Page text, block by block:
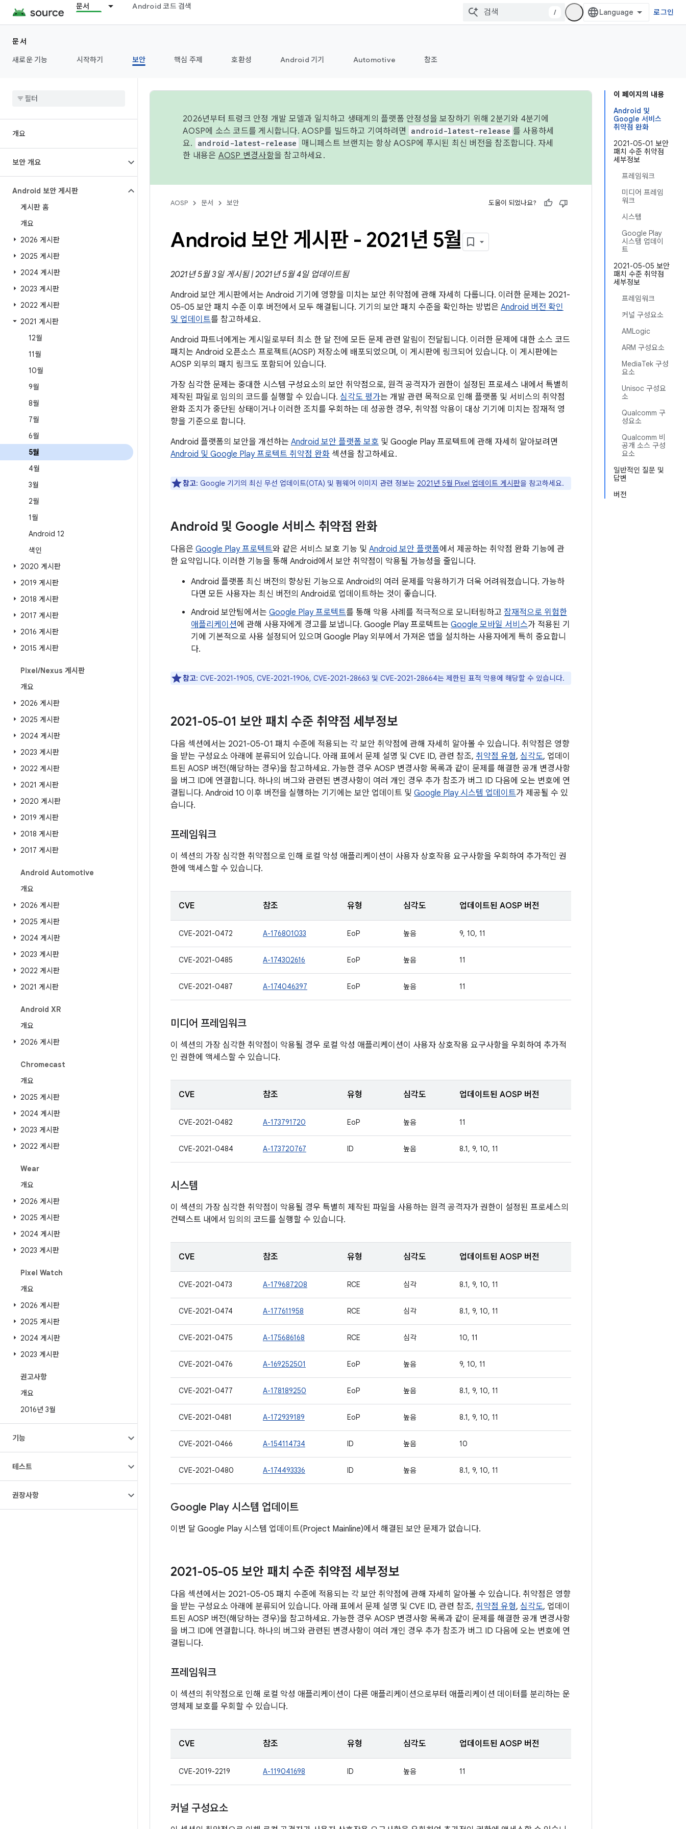
문서 Android 코드 검색
/ 로그인
문서
새로운 기능
시작하기 보안 핵심 주제 호환성 Android 기기 Automotive 참조
개요
보안 개요
Android 보안 게시판
게시판 홈
개요
2026 게시판
2025 게시판
2024 게시판
2023 게시판
2022 게시판
2021 게시판
12월
11월
10월
9월
8월
7월
6월
5월
4월
3월
2월
1월
Android 12
색인
2020 게시판
2019 게시판
2018 게시판
2017 게시판
2016 게시판
2015 게시판
Pixel/Nexus 게시판
개요
2026 게시판
2025 게시판
2024 게시판
2023 게시판
2022 게시판
2021 게시판
2020 게시판
2019 게시판
2018 게시판
2017 게시판
Android Automotive
개요
2026 게시판
2025 게시판
2024 게시판
2023 게시판
2022 게시판
2021 게시판
Android XR
개요
2026 게시판
Chromecast
개요
2025 게시판
2024 게시판
2023 게시판
2022 게시판
Wear
개요
2026 게시판
2025 게시판
2024 게시판
2023 게시판
Pixel Watch
개요
2026 게시판
2025 게시판
2024 게시판
2023 게시판
권고사항
개요
2016년 3월
기능
테스트
권장사항
이 페이지의 내용
Android 및
Google 서비스
취약점 완화
2021-05-01 보안
패치 수준 취약점
세부정보
프레임워크
미디어 프레임
워크
시스템
Google Play
시스템 업데이
트
2021-05-05 보안
패치 수준 취약점
세부정보
프레임워크
커널 구성요소
AMLogic
ARM 구성요소
MediaTek 구성
요소
Unisoc 구성요
소
Qualcomm 구
성요소
Qualcomm 비
공개 소스 구성
요소
일반적인 질문 및
답변
버전
2026년부터 트렁크 안정 개발 모델과 일치하고 생태계의 플랫폼 안정성을 보장하기 위해 2분기와 4분기에
AOSP에 소스 코드를 게시합니다. AOSP를 빌드하고 기여하려면
android-latest-release 를 사용하세
요.
android-latest-release
매니페스트 브랜치는 항상 AOSP에 푸시된 최신 버전을 참조합니다. 자세
한 내용은 AOSP 변경사항을 참고하세요.
AOSP 문서 보안 도움이 되었나요?
Android 보안 게시판 - 2021년 5월
2021년 5월 3일 게시됨 | 2021년 5월 4일 업데이트됨
Android 보안 게시판에서는 Android 기기에 영향을 미치는 보안 취약점에 관해 자세히 다룹니다. 이러한 문제는 2021-
05-05 보안 패치 수준 이후 버전에서 모두 해결됩니다. 기기의 보안 패치 수준을 확인하는 방법은 Android 버전 확인
및 업데이트를 참고하세요.
Android 파트너에게는 게시일로부터 최소 한 달 전에 모든 문제 관련 알림이 전달됩니다. 이러한 문제에 대한 소스 코드
패치는 Android 오픈소스 프로젝트(AOSP) 저장소에 배포되었으며, 이 게시판에 링크되어 있습니다. 이 게시판에는
AOSP 외부의 패치 링크도 포함되어 있습니다.
가장 심각한 문제는 중대한 시스템 구성요소의 보안 취약점으로, 원격 공격자가 권한이 설정된 프로세스 내에서 특별히
제작된 파일로 임의의 코드를 실행할 수 있습니다. 심각도 평가는 개발 관련 목적으로 인해 플랫폼 및 서비스의 취약점
완화 조치가 중단된 상태이거나 이러한 조치를 우회하는 데 성공한 경우, 취약점 악용이 대상 기기에 미치는 잠재적 영
향을 기준으로 합니다.
Android 플랫폼의 보안을 개선하는 Android 보안 플랫폼 보호 및 Google Play 프로텍트에 관해 자세히 알아보려면
Android 및 Google Play 프로텍트 취약점 완화 섹션을 참고하세요.
참고: Google 기기의 최신 무선 업데이트(OTA) 및 펌웨어 이미지 관련 정보는 2021년 5월 Pixel 업데이트 게시판을 참고하세요.
Android 및 Google 서비스 취약점 완화
다음은 Google Play 프로텍트와 같은 서비스 보호 기능 및 Android 보안 플랫폼에서 제공하는 취약점 완화 기능에 관
한 요약입니다. 이러한 기능을 통해 Android에서 보안 취약점이 악용될 가능성을 줄입니다.
Android 플랫폼 최신 버전의 향상된 기능으로 Android의 여러 문제를 악용하기가 더욱 어려워졌습니다. 가능하
다면 모든 사용자는 최신 버전의 Android로 업데이트하는 것이 좋습니다.
Android 보안팀에서는 Google Play 프로텍트를 통해 악용 사례를 적극적으로 모니터링하고 잠재적으로 위험한
애플리케이션에 관해 사용자에게 경고를 보냅니다. Google Play 프로텍트는 Google 모바일 서비스가 적용된 기
기에 기본적으로 사용 설정되어 있으며 Google Play 외부에서 가져온 앱을 설치하는 사용자에게 특히 중요합니
다.
참고: CVE-2021-1905, CVE-2021-1906, CVE-2021-28663 및 CVE-2021-28664는 제한된 표적 악용에 해당할 수 있습니다.
2021-05-01 보안 패치 수준 취약점 세부정보
다음 섹션에서는 2021-05-01 패치 수준에 적용되는 각 보안 취약점에 관해 자세히 알아볼 수 있습니다. 취약점은 영향
을 받는 구성요소 아래에 분류되어 있습니다. 아래 표에서 문제 설명 및 CVE ID, 관련 참조, 취약점 유형, 심각도, 업데이
트된 AOSP 버전(해당하는 경우)을 참고하세요. 가능한 경우 AOSP 변경사항 목록과 같이 문제를 해결한 공개 변경사항
을 버그 ID에 연결합니다. 하나의 버그와 관련된 변경사항이 여러 개인 경우 추가 참조가 버그 ID 다음에 오는 번호에 연
결됩니다. Android 10 이후 버전을 실행하는 기기에는 보안 업데이트 및 Google Play 시스템 업데이트가 제공될 수 있
습니다.
프레임워크
이 섹션의 가장 심각한 취약점으로 인해 로컬 악성 애플리케이션이 사용자 상호작용 요구사항을 우회하여 추가적인 권
한에 액세스할 수 있습니다.
CVE 참조 유형 심각도 업데이트된 AOSP 버전
CVE-2021-0472 A-176801033 EoP 높음 9, 10, 11
CVE-2021-0485 A-174302616 EoP 높음 11
CVE-2021-0487 A-174046397 EoP 높음 11
미디어 프레임워크
이 섹션의 가장 심각한 취약점이 악용될 경우 로컬 악성 애플리케이션이 사용자 상호작용 요구사항을 우회하여 추가적
인 권한에 액세스할 수 있습니다.
CVE 참조 유형 심각도 업데이트된 AOSP 버전
CVE-2021-0482 A-173791720 EoP 높음 11
CVE-2021-0484 A-173720767 ID 높음 8.1, 9, 10, 11
시스템
이 섹션의 가장 심각한 취약점이 악용될 경우 특별히 제작된 파일을 사용하는 원격 공격자가 권한이 설정된 프로세스의
컨텍스트 내에서 임의의 코드를 실행할 수 있습니다.
CVE 참조 유형 심각도 업데이트된 AOSP 버전
CVE-2021-0473 A-179687208 RCE 심각 8.1, 9, 10, 11
CVE-2021-0474 A-177611958 RCE 심각 8.1, 9, 10, 11
CVE-2021-0475 A-175686168 RCE 심각 10, 11
CVE-2021-0476 A-169252501 EoP 높음 9, 10, 11
CVE-2021-0477 A-178189250 EoP 높음 8.1, 9, 10, 11
CVE-2021-0481 A-172939189 EoP 높음 8.1, 9, 10, 11
CVE-2021-0466 A-154114734 ID 높음 10
CVE-2021-0480 A-174493336 ID 높음 8.1, 9, 10, 11
Google Play 시스템 업데이트
이번 달 Google Play 시스템 업데이트(Project Mainline)에서 해결된 보안 문제가 없습니다.
2021-05-05 보안 패치 수준 취약점 세부정보
다음 섹션에서는 2021-05-05 패치 수준에 적용되는 각 보안 취약점에 관해 자세히 알아볼 수 있습니다. 취약점은 영향
을 받는 구성요소 아래에 분류되어 있습니다. 아래 표에서 문제 설명 및 CVE ID, 관련 참조, 취약점 유형, 심각도, 업데이
트된 AOSP 버전(해당하는 경우)을 참고하세요. 가능한 경우 AOSP 변경사항 목록과 같이 문제를 해결한 공개 변경사항
을 버그 ID에 연결합니다. 하나의 버그와 관련된 변경사항이 여러 개인 경우 추가 참조가 버그 ID 다음에 오는 번호에 연
결됩니다.
프레임워크
이 섹션의 취약점으로 인해 로컬 악성 애플리케이션이 다른 애플리케이션으로부터 애플리케이션 데이터를 분리하는 운
영체제 보호를 우회할 수 있습니다.
CVE 참조 유형 심각도 업데이트된 AOSP 버전
CVE-2019-2219 A-119041698 ID 높음 11
커널 구성요소